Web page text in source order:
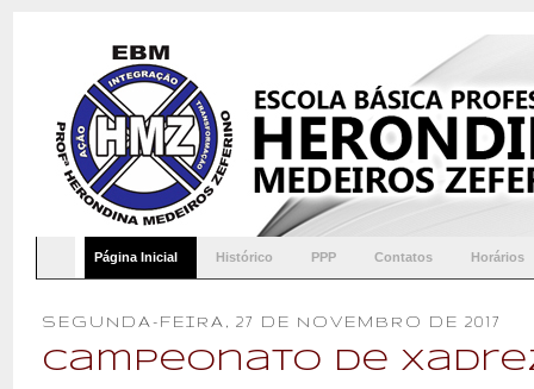
Página Inicial Histórico PPP Contatos Horários
SEGUNDA-FEIRA, 27 DE NOVEMBRO DE 2017
Campeonato de